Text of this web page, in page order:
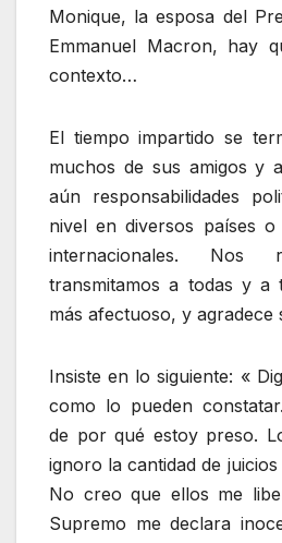
Monique, la esposa del
Emmanuel Macron, hay
contexto…
El tiempo impartido se
muchos de sus amigos y
aún responsabilidades
nivel en diversos países o
internacionales.
transmitamos a todas y a
más afectuoso, y agradece
Insiste en lo siguiente: «
como lo pueden
de por qué estoy preso.
ignoro la cantidad de
No creo que ellos me
Supremo me declara